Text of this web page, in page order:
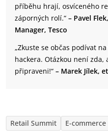
příběhu hrají, osvíceného
záporných rolí.“ – Pavel
Manager, Tesco
„Zkuste se občas podívat
hackera. Otázkou není zda,
připraveni!“ – Marek Jílek,
Retail Summit E-commerce